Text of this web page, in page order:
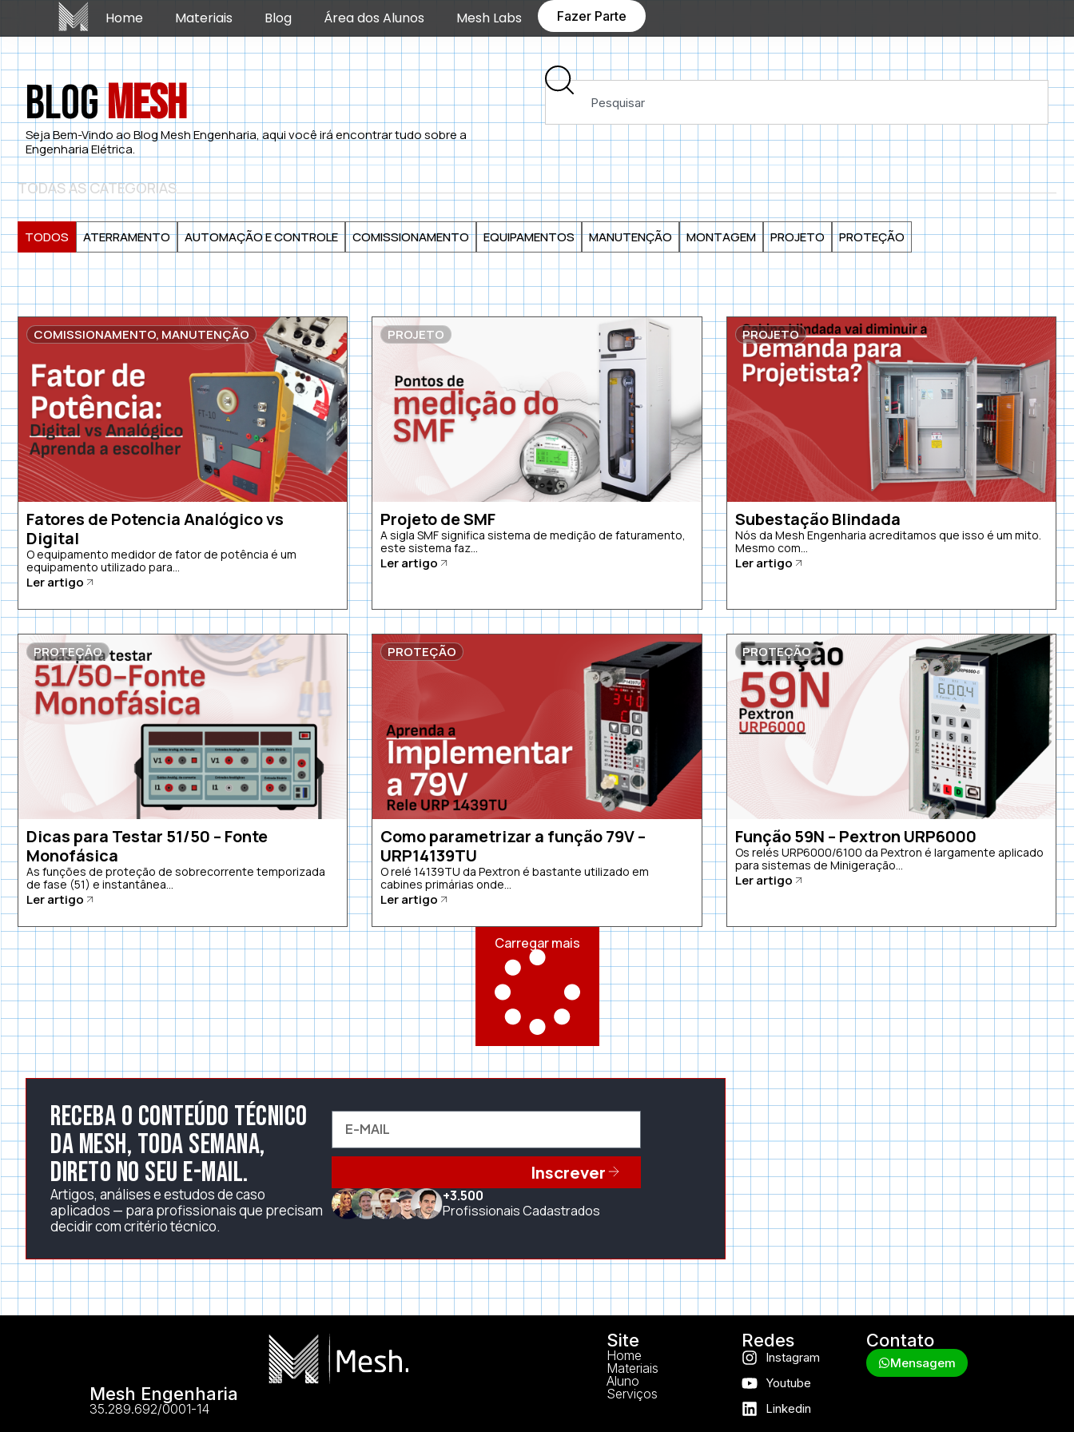
Home Materiais Blog Área dos Alunos Mesh Labs Fazer Parte
BlogMesh
Seja Bem-Vindo ao Blog Mesh Engenharia, aqui você irá encontrar tudo sobre a
Engenharia Elétrica.
TODAS AS CATEGORIAS
ATERRAMENTO AUTOMAÇÃO E CONTROLE COMISSIONAMENTO EQUIPAMENTOS MANUTENÇÃO MONTAGEM PROJETO PROTEÇÃO
TODOS
COMISSIONAMENTO, MANUTENÇÃO
Fatores de Potencia Analógico vs
Digital
O equipamento medidor de fator de potência é um
equipamento utilizado para...
Ler artigo
PROJETO
Projeto de SMF
A sigla SMF significa sistema de medição de faturamento,
este sistema faz...
Ler artigo
PROJETO
Subestação Blindada
Nós da Mesh Engenharia acreditamos que isso é um mito.
Mesmo com...
Ler artigo
PROTEÇÃO
Dicas para Testar 51/50 – Fonte
Monofásica
As funções de proteção de sobrecorrente temporizada
de fase (51) e instantânea...
Ler artigo
PROTEÇÃO
Como parametrizar a função 79V –
URP14139TU
O relé 14139TU da Pextron é bastante utilizado em
cabines primárias onde...
Ler artigo
PROTEÇÃO
Função 59N – Pextron URP6000
Os relés URP6000/6100 da Pextron é largamente aplicado
para sistemas de Minigeração...
Ler artigo
Carregar mais
Receba o conteúdo técnico
da Mesh, toda semana,
direto no seu e-mail.
Artigos, análises e estudos de caso
aplicados — para profissionais que precisam
decidir com critério técnico.
Inscrever
+3.500
Profissionais Cadastrados
Mesh Engenharia
35.289.692/0001-14
Site
Home
Materiais
Aluno
Serviços
Redes
Instagram
Youtube
Linkedin
Contato
Mensagem